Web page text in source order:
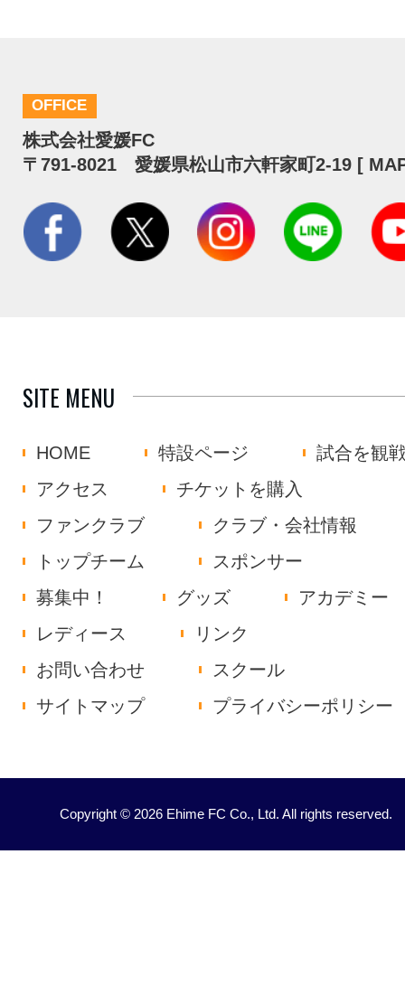
OFFICE
株式会社愛媛FC
〒791-8021 愛媛県松山市六軒家町2-19 [
SITE MENU
HOME 特設ページ
試合を観
アクセス
チケットを購入
ファンクラブ
クラブ・会社情報
トップチーム
スポンサー
募集中！
グッズ
アカデミー
レディース
リンク
お問い合わせ
スクール
サイトマップ
プライバシーポリシー
Copyright © 2026 Ehime FC Co., Ltd. All rights reserved.